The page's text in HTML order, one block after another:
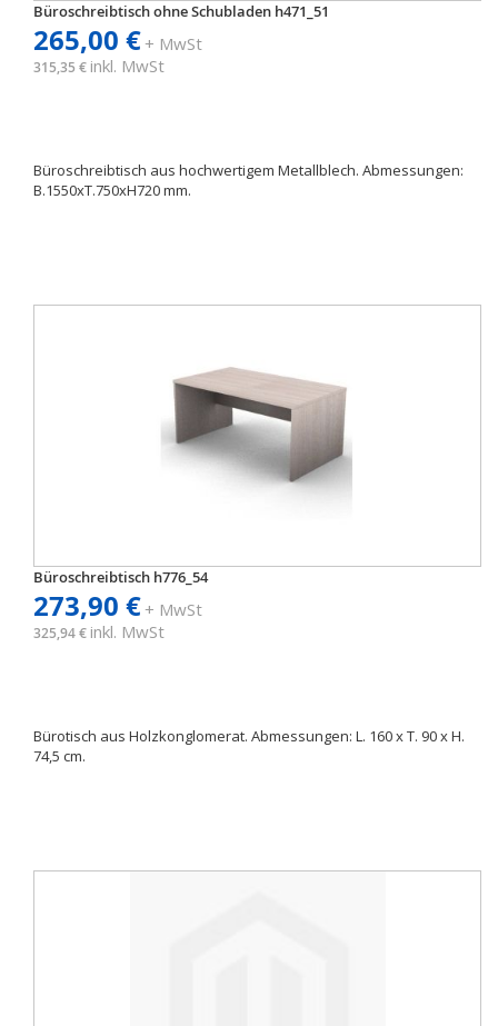
Büroschreibtisch ohne Schubladen h471_51
265,00 €+ MwSt
315,35 € inkl. MwSt
Büroschreibtisch aus hochwertigem Metallblech. Abmessungen:
B.1550xT.750xH720 mm.
Büroschreibtisch h776_54
273,90 €+ MwSt
325,94 € inkl. MwSt
Bürotisch aus Holzkonglomerat. Abmessungen: L. 160 x T. 90 x H.
74,5 cm.